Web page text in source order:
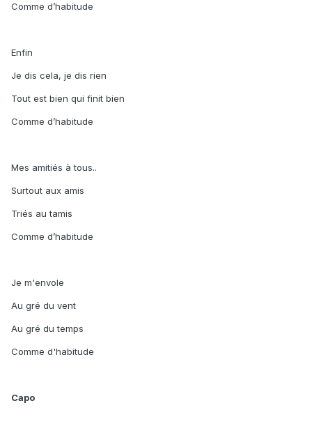
Comme d’habitude
Enfin
Je dis cela, je dis rien
Tout est bien qui finit bien
Comme d’habitude
Mes amitiés à tous..
Surtout aux amis
Triés au tamis
Comme d’habitude
Je m'envole
Au gré du vent
Au gré du temps
Comme d'habitude
Capo